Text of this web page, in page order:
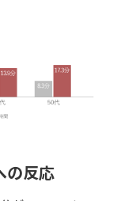
の反応